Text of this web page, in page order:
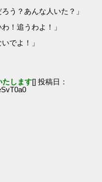
う？あんな人いた？」
！追うわよ！」
でよ！」
たします[] 投稿日：